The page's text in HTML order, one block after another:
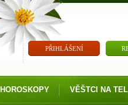
PŘIHLÁŠENÍ
HOROSKOPY VĚŠTCI NA